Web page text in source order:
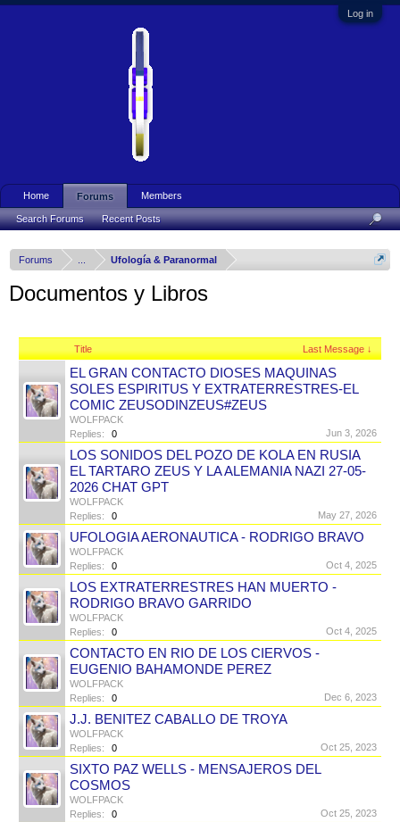
Log in
Forums Ufología & Paranormal
Documentos y Libros
Title Last Message ↓
EL GRAN CONTACTO DIOSES MAQUINAS
SOLES ESPIRITUS Y EXTRATERRESTRES-EL
COMIC ZEUSODINZEUS#ZEUS
WOLFPACK
Replies:
0 Jun 3, 2026
LOS SONIDOS DEL POZO DE KOLA EN RUSIA
EL TARTARO ZEUS Y LA ALEMANIA NAZI 27-05-
2026 CHAT GPT
WOLFPACK
Replies:
0 May 27, 2026
UFOLOGIA AERONAUTICA - RODRIGO BRAVO
WOLFPACK
Replies:
0 Oct 4, 2025
LOS EXTRATERRESTRES HAN MUERTO -
RODRIGO BRAVO GARRIDO
WOLFPACK
Replies:
0 Oct 4, 2025
CONTACTO EN RIO DE LOS CIERVOS -
EUGENIO BAHAMONDE PEREZ
WOLFPACK
Replies:
0 Dec 6, 2023
J.J. BENITEZ CABALLO DE TROYA
WOLFPACK
Replies:
0 Oct 25, 2023
SIXTO PAZ WELLS - MENSAJEROS DEL
COSMOS
WOLFPACK
Replies:
0 Oct 25, 2023
Home Forums
Search Forums Recent Posts
Members